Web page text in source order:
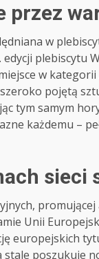
przez
w
edycji plebiscytu
w
pojętą
tym samym
każdemu –
Unii
europejskich
poszukuje